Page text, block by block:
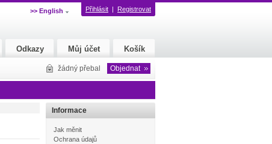
Přihlásit | Registrovat
>> English
Odkazy Můj účet Košík
žádný přebal Objednat
Informace
Jak měnit
Ochrana údajů